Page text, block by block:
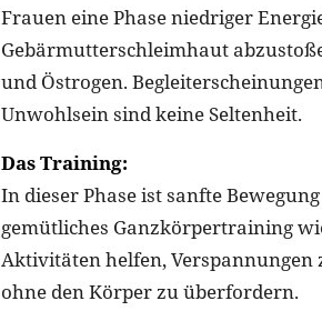
Frauen eine Phase niedriger
Gebärmutterschleimhaut
und Östrogen.
Unwohlsein sind keine Seltenheit.
Das Training:
In dieser Phase ist sanfte
gemütliches Ganzkörpertraining
Aktivitäten helfen,
ohne den Körper zu überfordern.